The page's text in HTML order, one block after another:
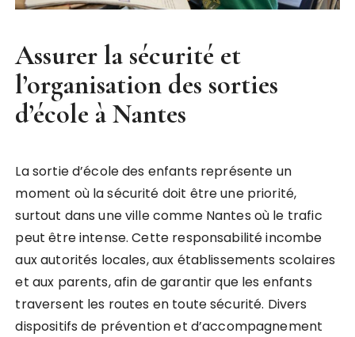
Assurer la sécurité et
l’organisation des sorties
d’école à Nantes
La sortie d’école des enfants représente un
moment où la sécurité doit être une priorité,
surtout dans une ville comme Nantes où le trafic
peut être intense. Cette responsabilité incombe
aux autorités locales, aux établissements scolaires
et aux parents, afin de garantir que les enfants
traversent les routes en toute sécurité. Divers
dispositifs de prévention et d’accompagnement